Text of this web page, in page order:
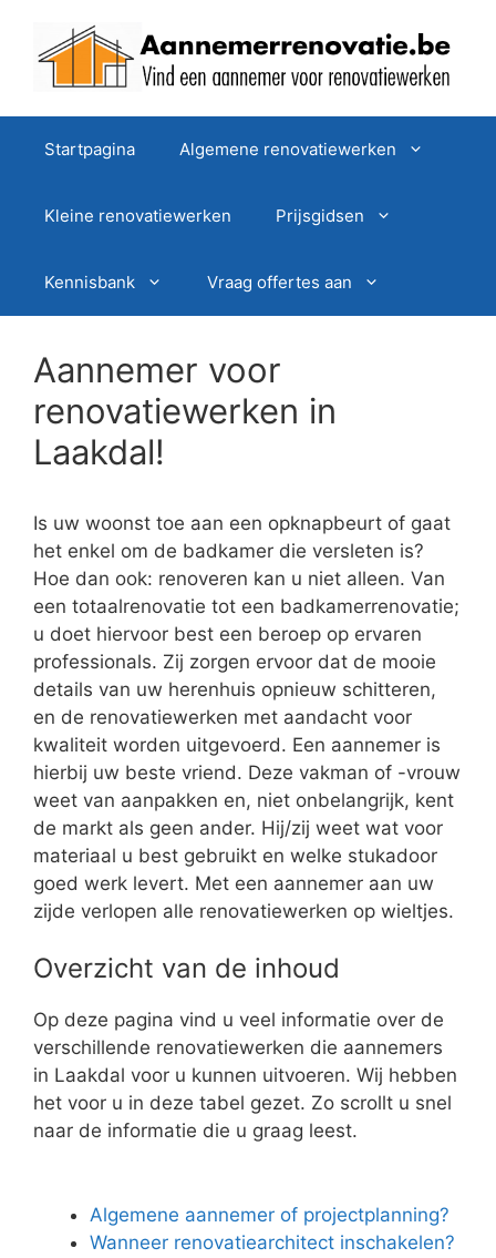
Startpagina Algemene renovatiewerken
Kleine renovatiewerken Prijsgidsen
Kennisbank Vraag offertes aan
Aannemer voor
renovatiewerken in
Laakdal!
Is uw woonst toe aan een opknapbeurt of gaat
het enkel om de badkamer die versleten is?
Hoe dan ook: renoveren kan u niet alleen. Van
een totaalrenovatie tot een badkamerrenovatie;
u doet hiervoor best een beroep op ervaren
professionals. Zij zorgen ervoor dat de mooie
details van uw herenhuis opnieuw schitteren,
en de renovatiewerken met aandacht voor
kwaliteit worden uitgevoerd. Een aannemer is
hierbij uw beste vriend. Deze vakman of -vrouw
weet van aanpakken en, niet onbelangrijk, kent
de markt als geen ander. Hij/zij weet wat voor
materiaal u best gebruikt en welke stukadoor
goed werk levert. Met een aannemer aan uw
zijde verlopen alle renovatiewerken op wieltjes.
Overzicht van de inhoud
Op deze pagina vind u veel informatie over de
verschillende renovatiewerken die aannemers
in Laakdal voor u kunnen uitvoeren. Wij hebben
het voor u in deze tabel gezet. Zo scrollt u snel
naar de informatie die u graag leest.
Algemene aannemer of projectplanning?
Wanneer renovatiearchitect inschakelen?